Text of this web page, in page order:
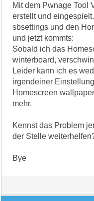
Mit dem Pwnage Tool
erstellt und
sbsettings und den
und jetzt kommts:
Sobald ich das
winterboard,
Leider kann ich es
irgendeiner
Homescreen
mehr.
Kennst das Problem
der Stelle
Bye